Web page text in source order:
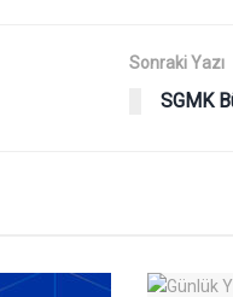
Sonraki Yazı
SGMK